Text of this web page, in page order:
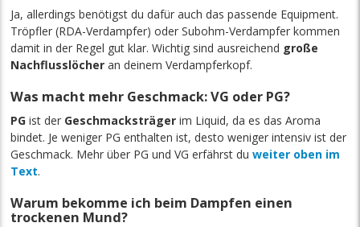
Ja, allerdings benötigst du dafür auch das passende Equipment.
Tröpfler (RDA-Verdampfer) oder Subohm-Verdampfer kommen
damit in der Regel gut klar. Wichtig sind ausreichend große
Nachflusslöcher an deinem Verdampferkopf.
Was macht mehr Geschmack: VG oder PG?
PG ist der Geschmacksträger im Liquid, da es das Aroma
bindet. Je weniger PG enthalten ist, desto weniger intensiv ist der
Geschmack. Mehr über PG und VG erfährst duweiter oben im
Text.
Warum bekomme ich beim Dampfen einen
trockenen Mund?